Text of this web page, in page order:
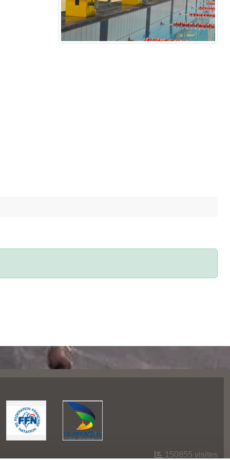
150855 visites